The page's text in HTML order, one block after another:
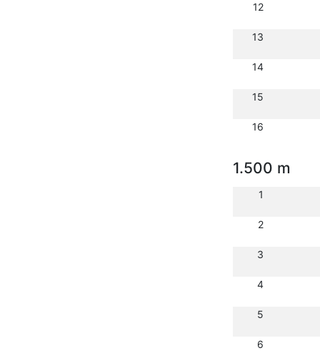
12
13
14
15
16
1.500 m
1
2
3
4
5
6